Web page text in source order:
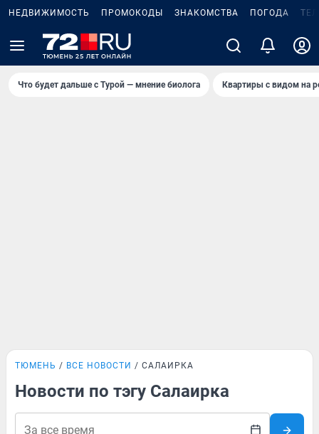
НЕДВИЖИМОСТЬ ПРОМОКОДЫ ЗНАКОМСТВА ПОГОДА
Что будет дальше с Турой — мнение биолога Квартиры с видом на
ТЮМЕНЬ ВСЕ НОВОСТИ САЛАИРКА
Новости по тэгу Салаирка